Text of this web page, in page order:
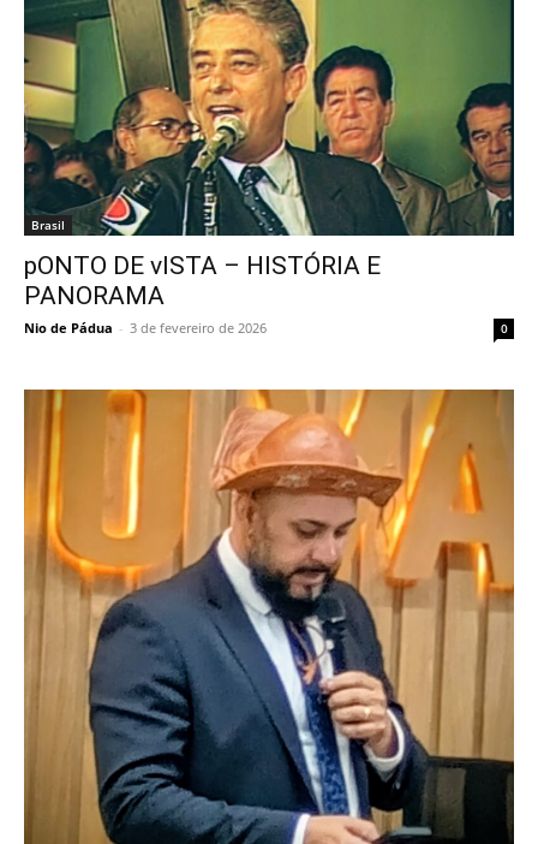
Brasil
pONTO DE vISTA – HISTÓRIA E
PANORAMA
Nio de Pádua - 3 de fevereiro de 2026 0